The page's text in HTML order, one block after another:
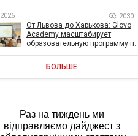
2030
От Львова до Харькова: Glovo
Academy масштабирует
образовательную программу по
бизнеса
БОЛЬШЕ
Раз на тиждень ми
відправляємо дайджест з